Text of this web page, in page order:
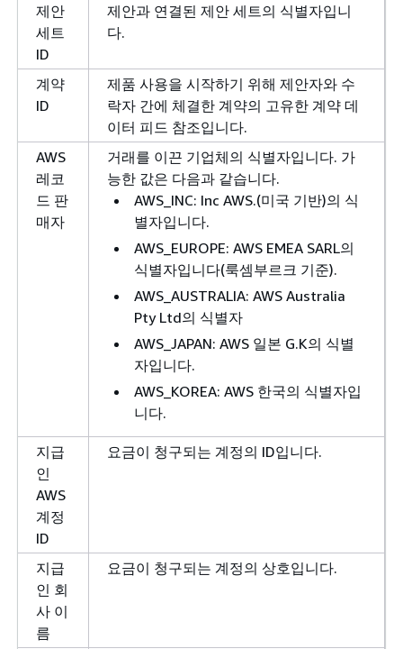
제안
세트
ID
제안과 연결된 제안 세트의 식별자입니
다.
계약
ID
제품 사용을 시작하기 위해 제안자와 수
락자 간에 체결한 계약의 고유한 계약 데
이터 피드 참조입니다.
AWS
레코
드 판
매자
거래를 이끈 기업체의 식별자입니다. 가
능한 값은 다음과 같습니다.
AWS_INC: Inc AWS.(미국 기반)의 식
별자입니다.
AWS_EUROPE: AWS EMEA SARL의
식별자입니다(룩셈부르크 기준).
AWS_AUSTRALIA: AWS Australia
Pty Ltd의 식별자
AWS_JAPAN: AWS 일본 G.K의 식별
자입니다.
AWS_KOREA: AWS 한국의 식별자입
니다.
지급
인
AWS
계정
ID
요금이 청구되는 계정의 ID입니다.
지급
인 회
사 이
름
요금이 청구되는 계정의 상호입니다.